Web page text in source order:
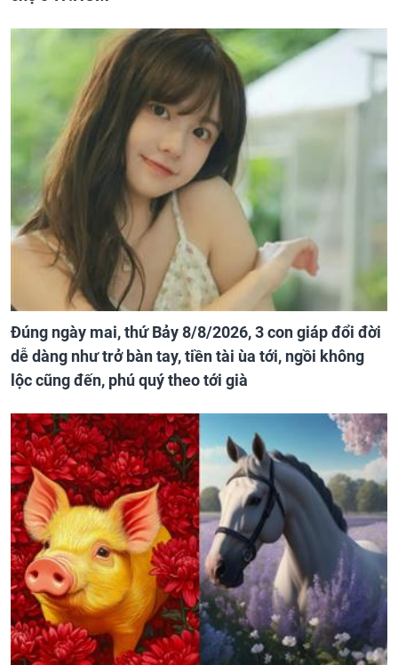
Đúng ngày mai, thứ Bảy 8/8/2026, 3 con giáp đổi đời
dễ dàng như trở bàn tay, tiền tài ùa tới, ngồi không
lộc cũng đến, phú quý theo tới già